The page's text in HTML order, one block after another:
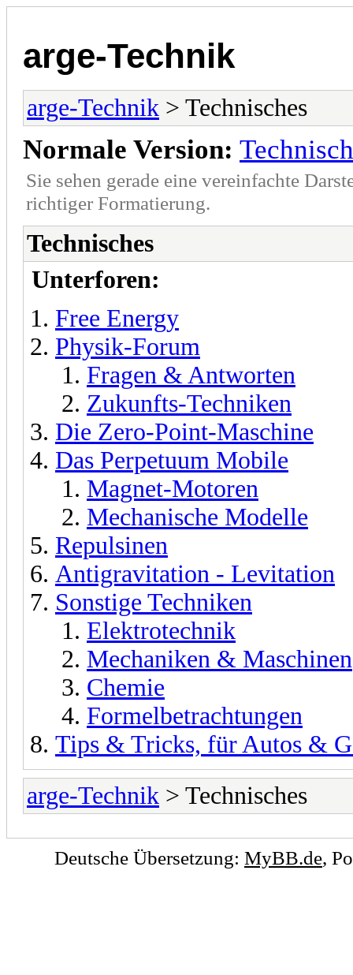
arge-Technik
arge-Technik > Technisches
Normale Version:
Sie sehen gerade eine vereinfachte
richtiger Formatierung.
Technisches
Unterforen:
Free Energy
Physik-Forum
Fragen & Antworten
Zukunfts-Techniken
Die Zero-Point-Maschine
Das Perpetuum Mobile
Magnet-Motoren
Mechanische Modelle
Repulsinen
Antigravitation - Levitation
Sonstige Techniken
Elektrotechnik
Mechaniken & Maschinen
Chemie
Formelbetrachtungen
Tips & Tricks, für Autos &
arge-Technik > Technisches
Deutsche Übersetzung: MyBB.de,